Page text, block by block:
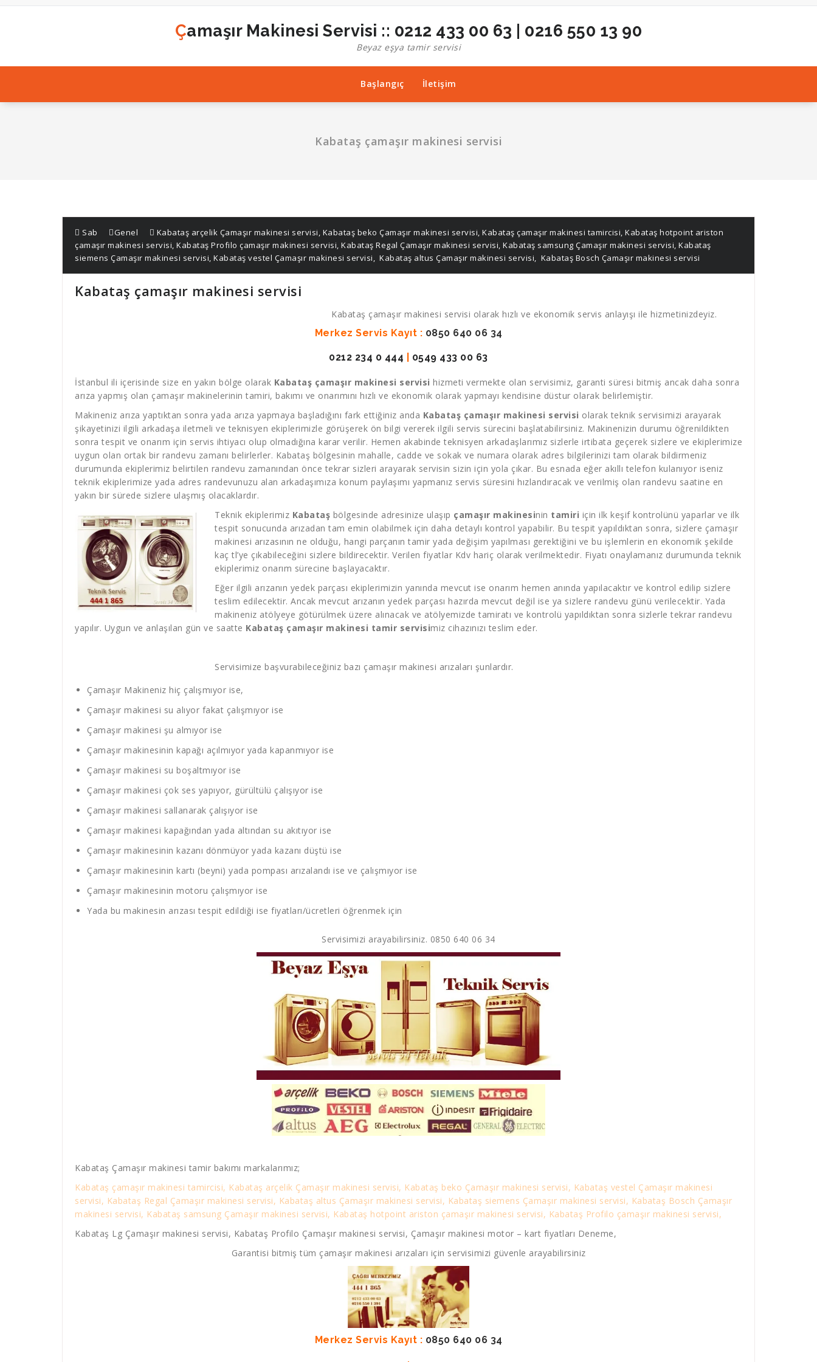
İçeriğe
Çamaşır Makinesi Servisi :: 0212 433 00 63 | 0216 550 13 90
Beyaz eşya tamir servisi
Başlangıç İletişim
Kabataş çamaşır makinesi servisi
Sab Genel Kabataş arçelik Çamaşır makinesi servisi, Kabataş beko Çamaşır makinesi servisi, Kabataş çamaşır makinesi tamircisi, Kabataş hotpoint ariston
çamaşır makinesi servisi, Kabataş Profilo çamaşır makinesi servisi, Kabataş Regal Çamaşır makinesi servisi, Kabataş samsung Çamaşır makinesi servisi, Kabataş
siemens Çamaşır makinesi servisi, Kabataş vestel Çamaşır makinesi servisi, Kabataş altus Çamaşır makinesi servisi, Kabataş Bosch Çamaşır makinesi servisi
Kabataş çamaşır makinesi servisi
Kabataş çamaşır makinesi servisi olarak hızlı ve ekonomik servis anlayışı ile hizmetinizdeyiz.
Merkez Servis Kayıt : 0850 640 06 34
0212 234 0 444 0549 433 00 63
İstanbul ili içerisinde size en yakın bölge olarak Kabataş çamaşır makinesi servisi hizmeti vermekte olan servisimiz, garanti süresi bitmiş ancak daha sonra
arıza yapmış olan çamaşır makinelerinin tamiri, bakımı ve onarımını hızlı ve ekonomik olarak yapmayı kendisine düstur olarak belirlemiştir.
Makineniz arıza yaptıktan sonra yada arıza yapmaya başladığını fark ettiğiniz anda Kabataş çamaşır makinesi servisi olarak teknik servisimizi arayarak
şikayetinizi ilgili arkadaşa iletmeli ve teknisyen ekiplerimizle görüşerek ön bilgi vererek ilgili servis sürecini başlatabilirsiniz. Makinenizin durumu öğrenildikten
sonra tespit ve onarım için servis ihtiyacı olup olmadığına karar verilir. Hemen akabinde teknisyen arkadaşlarımız sizlerle irtibata geçerek sizlere ve ekiplerimize
uygun olan ortak bir randevu zamanı belirlerler. Kabataş bölgesinin mahalle, cadde ve sokak ve numara olarak adres bilgilerinizi tam olarak bildirmeniz
durumunda ekiplerimiz belirtilen randevu zamanından önce tekrar sizleri arayarak servisin sizin için yola çıkar. Bu esnada eğer akıllı telefon kulanıyor iseniz
teknik ekiplerimize yada adres randevunuzu alan arkadaşımıza konum paylaşımı yapmanız servis süresini hızlandıracak ve verilmiş olan randevu saatine en
yakın bir sürede sizlere ulaşmış olacaklardır.
Teknik ekiplerimiz Kabataş bölgesinde adresinize ulaşıp çamaşır makinesinin tamiri için ilk keşif kontrolünü yaparlar ve ilk
tespit sonucunda arızadan tam emin olabilmek için daha detaylı kontrol yapabilir. Bu tespit yapıldıktan sonra, sizlere çamaşır
makinesi arızasının ne olduğu, hangi parçanın tamir yada değişim yapılması gerektiğini ve bu işlemlerin en ekonomik şekilde
kaç tl’ye çıkabileceğini sizlere bildirecektir. Verilen fiyatlar Kdv hariç olarak verilmektedir. Fiyatı onaylamanız durumunda teknik
ekiplerimiz onarım sürecine başlayacaktır.
Eğer ilgili arızanın yedek parçası ekiplerimizin yanında mevcut ise onarım hemen anında yapılacaktır ve kontrol edilip sizlere
teslim edilecektir. Ancak mevcut arızanın yedek parçası hazırda mevcut değil ise ya sizlere randevu günü verilecektir. Yada
makineniz atölyeye götürülmek üzere alınacak ve atölyemizde tamiratı ve kontrolü yapıldıktan sonra sizlerle tekrar randevu
yapılır. Uygun ve anlaşılan gün ve saatte Kabataş çamaşır makinesi tamir servisimiz cihazınızı teslim eder.
Servisimize başvurabileceğiniz bazı çamaşır makinesi arızaları şunlardır.
Çamaşır Makineniz hiç çalışmıyor ise,
Çamaşır makinesi su alıyor fakat çalışmıyor ise
Çamaşır makinesi şu almıyor ise
Çamaşır makinesinin kapağı açılmıyor yada kapanmıyor ise
Çamaşır makinesi su boşaltmıyor ise
Çamaşır makinesi çok ses yapıyor, gürültülü çalışıyor ise
Çamaşır makinesi sallanarak çalışıyor ise
Çamaşır makinesi kapağından yada altından su akıtıyor ise
Çamaşır makinesinin kazanı dönmüyor yada kazanı düştü ise
Çamaşır makinesinin kartı (beyni) yada pompası arızalandı ise ve çalışmıyor ise
Çamaşır makinesinin motoru çalışmıyor ise
Yada bu makinesin arızası tespit edildiği ise fiyatları/ücretleri öğrenmek için
Servisimizi arayabilirsiniz. 0850 640 06 34
Kabataş Çamaşır makinesi tamir bakımı markalarımız;
Kabataş çamaşır makinesi tamircisi, Kabataş arçelik Çamaşır makinesi servisi, Kabataş beko Çamaşır makinesi servisi, Kabataş vestel Çamaşır makinesi
servisi, Kabataş Regal Çamaşır makinesi servisi, Kabataş altus Çamaşır makinesi servisi, Kabataş siemens Çamaşır makinesi servisi, Kabataş Bosch Çamaşır
makinesi servisi, Kabataş samsung Çamaşır makinesi servisi, Kabataş hotpoint ariston çamaşır makinesi servisi, Kabataş Profilo çamaşır makinesi servisi,
Kabataş Lg Çamaşır makinesi servisi, Kabataş Profilo Çamaşır makinesi servisi, Çamaşır makinesi motor – kart fiyatları Deneme,
Garantisi bitmiş tüm çamaşır makinesi arızaları için servisimizi güvenle arayabilirsiniz
Merkez Servis Kayıt : 0850 640 06 34